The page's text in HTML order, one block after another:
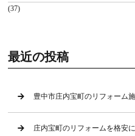
(37)
最近の投稿
豊中市庄内宝町のリフォーム
庄内宝町のリフォームを格安